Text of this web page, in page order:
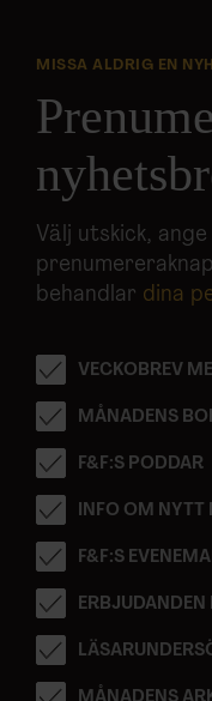
MISSA ALDRIG EN
Välj utskick,
behandlar dina
VECKOBREV
MÅNADENS
F&F:S PODDAR
INFO OM NYTT
F&F:S
ERBJUDANDEN